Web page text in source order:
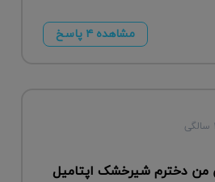
مشاهده ۴ پاسخ
من دخترم شیرخشک اپتامیل